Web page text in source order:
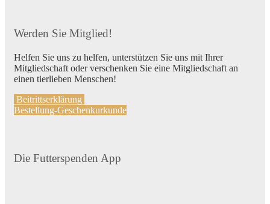
Werden Sie Mitglied!
Helfen Sie uns zu helfen, unterstützen Sie uns mit Ihrer
Mitgliedschaft oder verschenken Sie eine Mitgliedschaft an
einen tierlieben Menschen!
Beitrittserklärung
Bestellung-Geschenkurkunde
Die Futterspenden App